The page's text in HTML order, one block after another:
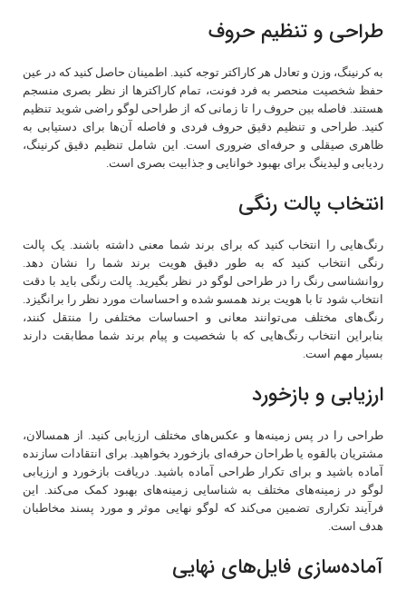
طراحی و تنظیم حروف
به کرنینگ، وزن و تعادل هر کاراکتر توجه کنید. اطمینان حاصل کنید که در عین
حفظ شخصیت منحصر به فرد فونت، تمام کاراکترها از نظر بصری منسجم
هستند. فاصله بین حروف را تا زمانی که از طراحی لوگو راضی شوید تنظیم
کنید. طراحی و تنظیم دقیق حروف فردی و فاصله آن‌ها برای دستیابی به
ظاهری صیقلی و حرفه‌ای ضروری است. این شامل تنظیم دقیق کرنینگ،
ردیابی و لیدینگ برای بهبود خوانایی و جذابیت بصری است.
انتخاب پالت رنگی
رنگ‌هایی را انتخاب کنید که برای برند شما معنی داشته باشند. یک پالت
رنگی انتخاب کنید که به طور دقیق هویت برند شما را نشان دهد.
روانشناسی رنگ را در طراحی لوگو در نظر بگیرید. پالت رنگی باید با دقت
انتخاب شود تا با هویت برند همسو شده و احساسات مورد نظر را برانگیزد.
رنگ‌های مختلف می‌توانند معانی و احساسات مختلفی را منتقل کنند،
بنابراین انتخاب رنگ‌هایی که با شخصیت و پیام برند شما مطابقت دارند
بسیار مهم است.
ارزیابی و بازخورد
طراحی را در پس زمینه‌ها و عکس‌های مختلف ارزیابی کنید. از همسالان،
مشتریان بالقوه یا طراحان حرفه‌ای بازخورد بخواهید. برای انتقادات سازنده
آماده باشید و برای تکرار طراحی آماده باشید. دریافت بازخورد و ارزیابی
لوگو در زمینه‌های مختلف به شناسایی زمینه‌های بهبود کمک می‌کند. این
فرآیند تکراری تضمین می‌کند که لوگو نهایی موثر و مورد پسند مخاطبان
هدف است.
آماده‌سازی فایل‌های نهایی